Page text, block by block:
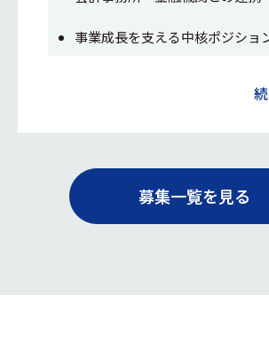
事業成長を支える中核ポジショ
募集一覧を見る